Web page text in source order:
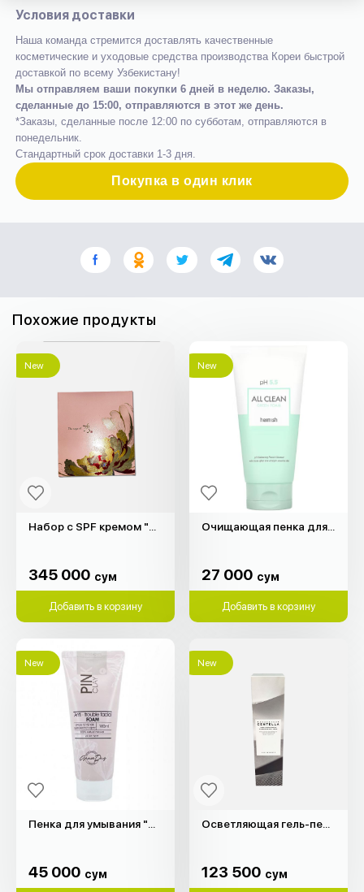
Условия доставки
Наша команда стремится доставлять качественные
косметические и уходовые средства производства Кореи быстрой
доставкой по всему Узбекистану!
Мы отправляем ваши покупки 6 дней в неделю. Заказы,
сделанные до 15:00, отправляются в этот же день.
*Заказы, сделанные после 12:00 по субботам, отправляются в
понедельник.
Стандартный срок доставки 1-3 дня.
Покупка в один клик
Похожие продукты
New
345 000 сум
Добавить в корзину
New
27 000 сум
Добавить в корзину
New
45 000 сум
New
123 500 сум